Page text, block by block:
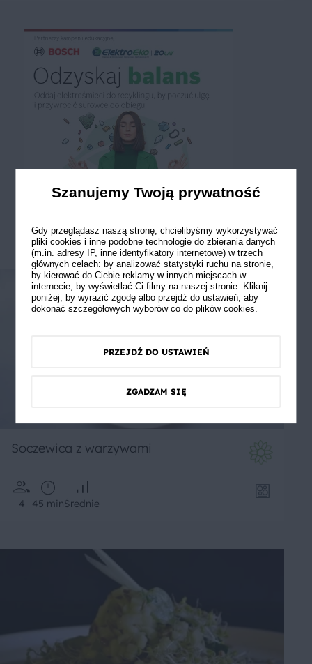
Soczewica z warzywami
4 45 minŚrednie
Szanujemy Twoją prywatność
Gdy przeglądasz naszą stronę, chcielibyśmy wykorzystywać
pliki cookies i inne podobne technologie do zbierania danych
(m.in. adresy IP, inne identyfikatory internetowe) w trzech
głównych celach: by analizować statystyki ruchu na stronie,
by kierować do Ciebie reklamy w innych miejscach w
internecie, by wyświetlać Ci filmy na naszej stronie. Kliknij
poniżej, by wyrazić zgodę albo przejdź do ustawień, aby
dokonać szczegółowych wyborów co do plików cookies.
PRZEJDŹ DO USTAWIEŃ
ZGADZAM SIĘ